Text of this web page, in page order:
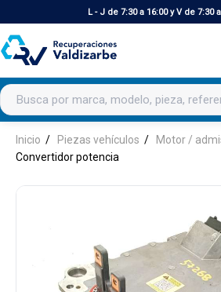
L - J de 7:30 a 16:00 y V de 7:30
Buscar productos
Inicio Piezas vehículos
Motor /
Convertidor potencia